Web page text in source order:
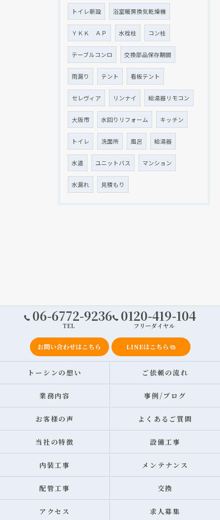
トイレ新設 浴室暖房換気乾燥機
ＹＫＫ ＡＰ 水栓柱 コン柱
テーブルコンロ 交換部品保存期間
雨漏り テント 看板テント
セレヴィア リンナイ 給湯器リモコン
大阪市 水回りリフォーム キッチン
トイレ 洗面所 風呂 給湯器
水道 ユニットバス マンション
水漏れ 見積もり
06-6772-9236
TEL
0120-419-104
フリーダイヤル
お問い合わせはこちら LINEはこちら
トーシンの想い ご依頼の流れ
業務内容 事例/ブログ
お客様の声 よくあるご質問
当社の特徴 設備工事
内装工事 メンテナンス
配管工事 交換
アクセス 求人募集